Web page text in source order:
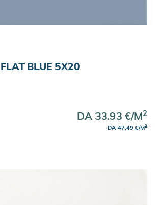
FLAT BLUE 5X20
DA 33.93 €/M2
DA 47,49 €/M2